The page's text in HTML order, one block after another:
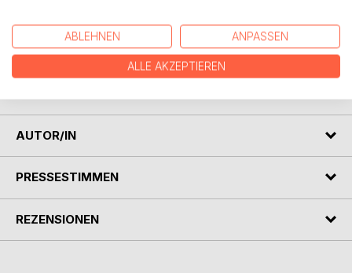
ihrer Mutter ausziehen, weil ihre Tante meint, die Belastung
ihrer Eltern wäre zu groß. Auch will sie alleine mit ihren
Eltern leben. Der Großvater baut über dem Atelier seiner
Schwiegertochter eine kleine Wohnung aus, die nun das
AUTOR/IN
PRESSESTIMMEN
REZENSIONEN
ABLEHNEN ANPASSEN
ALLE AKZEPTIEREN